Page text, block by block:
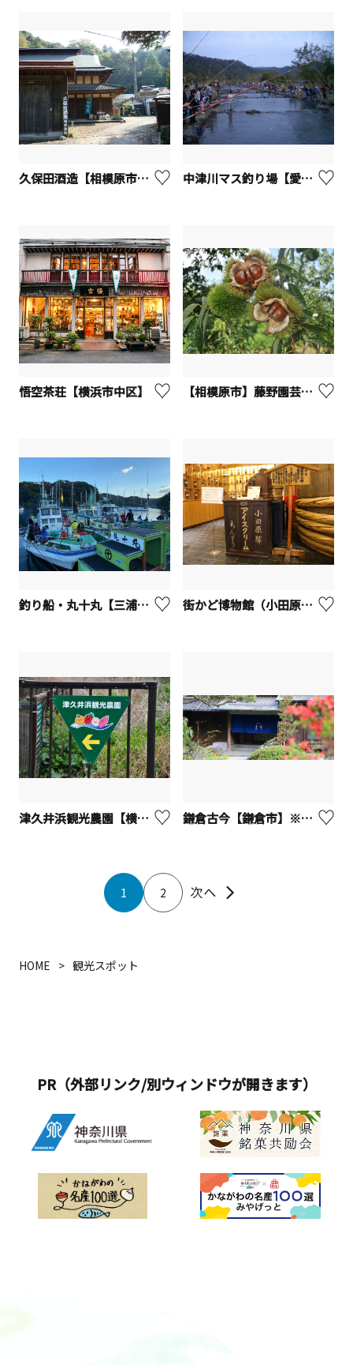
久保田酒造【相模原市緑区】 中津川マス釣り場【愛川町】
悟空茶荘【横浜市中区】 【相模原市】藤野園芸ランド（収穫体験）
釣り船・丸十丸【三浦市】 街かど博物館（小田原駅前梅干博物館）
津久井浜観光農園【横須賀市】 鎌倉古今【鎌倉市】※観光事業者向けUV
1 2
HOME 観光スポット
PR（外部リンク/別ウィンドウが開きます）